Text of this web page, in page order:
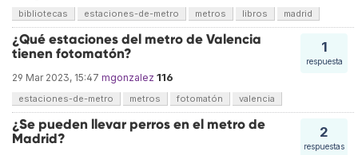
bibliotecas estaciones-de-metro metros libros madrid
1
respuesta
¿Qué estaciones del metro de Valencia
tienen fotomatón?
29 Mar 2023, 15:47 mgonzalez 116
estaciones-de-metro metros fotomatón valencia
2
respuestas
¿Se pueden llevar perros en el metro de
Madrid?